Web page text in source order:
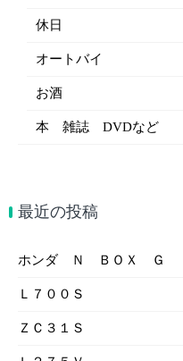
休日
オートバイ
お酒
本 雑誌 DVDなど
最近の投稿
ホンダ Ｎ ＢＯＸ Ｇ
Ｌ７００Ｓ
ＺＣ３１Ｓ